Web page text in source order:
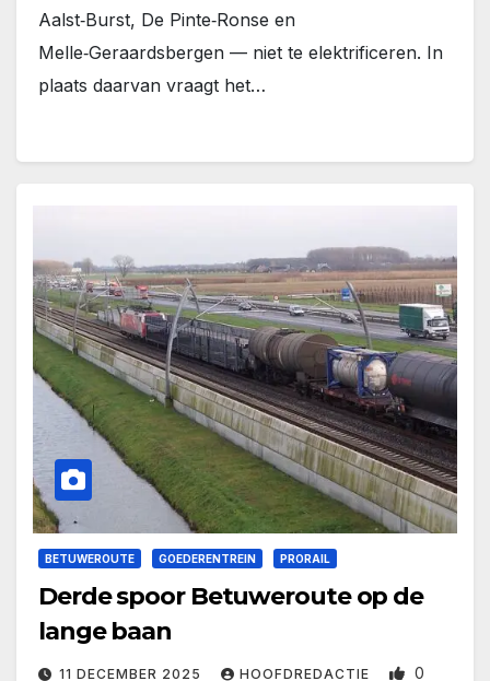
Aalst‑Burst, De Pinte‑Ronse en
Melle‑Geraardsbergen — niet te elektrificeren. In
plaats daarvan vraagt het…
BETUWEROUTE GOEDERENTREIN PRORAIL
Derde spoor Betuweroute op de
lange baan
11 DECEMBER 2025 HOOFDREDACTIE 0